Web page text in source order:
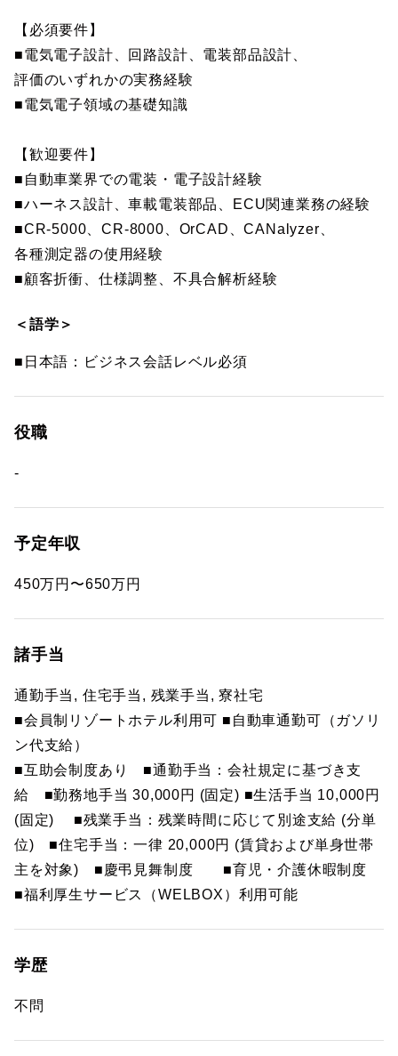
【必須要件】
■電気電子設計、回路設計、電装部品設計、
評価のいずれかの実務経験
■電気電子領域の基礎知識
【歓迎要件】
■自動車業界での電装・電子設計経験
■ハーネス設計、車載電装部品、ECU関連業務の経験
■CR-5000、CR-8000、OrCAD、CANalyzer、
各種測定器の使用経験
■顧客折衝、仕様調整、不具合解析経験
＜語学＞
■日本語：ビジネス会話レベル必須
役職
-
予定年収
450万円〜650万円
諸手当
通勤手当, 住宅手当, 残業手当, 寮社宅
■会員制リゾートホテル利用可 ■自動車通勤可（ガソリ
ン代支給）
■互助会制度あり ■通勤手当：会社規定に基づき支
給 ■勤務地手当 30,000円 (固定) ■生活手当 10,000円
(固定) ■残業手当：残業時間に応じて別途支給 (分単
位) ■住宅手当：一律 20,000円 (賃貸および単身世帯
主を対象) ■慶弔見舞制度 ■育児・介護休暇制度
■福利厚生サービス（WELBOX）利用可能
学歴
不問